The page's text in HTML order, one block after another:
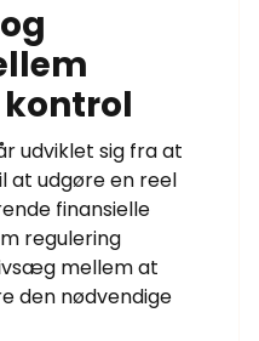
udviklet sig fra at
udgøre en reel
finansielle
regulering
mellem at
den nødvendige